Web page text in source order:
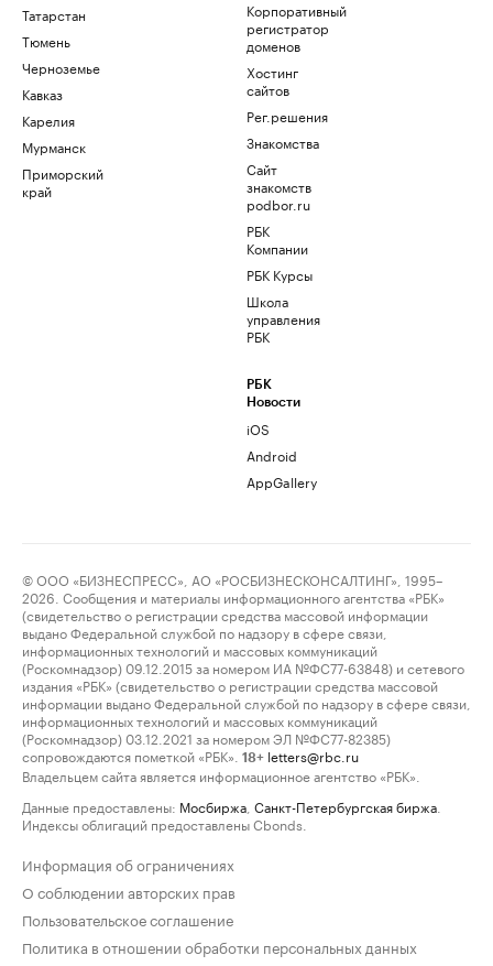
Татарстан
Тюмень
Черноземье
Кавказ
Карелия
Мурманск
Приморский
край
Корпоративный
регистратор
доменов
Хостинг
сайтов
Рег.решения
Знакомства
Сайт
знакомств
podbor.ru
РБК
Компании
РБК Курсы
Школа
управления
РБК
РБК
Новости
iOS
Android
AppGallery
© ООО «БИЗНЕСПРЕСС», АО «РОСБИЗНЕСКОНСАЛТИНГ», 1995–
2026. Сообщения и материалы информационного агентства «РБК»
(свидетельство о регистрации средства массовой информации
выдано Федеральной службой по надзору в сфере связи,
информационных технологий и массовых коммуникаций
(Роскомнадзор) 09.12.2015 за номером ИА №ФС77-63848) и сетевого
издания «РБК» (свидетельство о регистрации средства массовой
информации выдано Федеральной службой по надзору в сфере связи,
информационных технологий и массовых коммуникаций
(Роскомнадзор) 03.12.2021 за номером ЭЛ №ФС77-82385)
сопровождаются пометкой «РБК».
18+ letters@rbc.ru
Владельцем сайта является информационное агентство «РБК».
Данные предоставлены: Мосбиржа Санкт-Петербургская биржа
Индексы облигаций предоставлены Cbonds.
Информация об ограничениях
О соблюдении авторских прав
Пользовательское соглашение
Политика в отношении обработки персональных данных